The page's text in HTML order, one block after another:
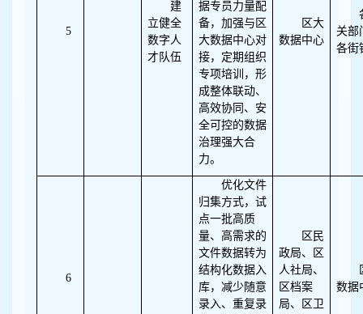
5
建
立健全
数字人
才队伍
据专员力量配
备，加强与区
大数据中心对
接，定期组织
专项培训，形
成整体联动、
高效协同、安
全可控的数据
治理强大合
力。
区大
数据中心
关部
各街
6
优化文件
归集方式，试
点一批高质
量、高需求的
文件数据转为
结构化数据入
库，减少随意
录入、重复录
区民
政局、区
人社局、
区档案
局、区卫
数据